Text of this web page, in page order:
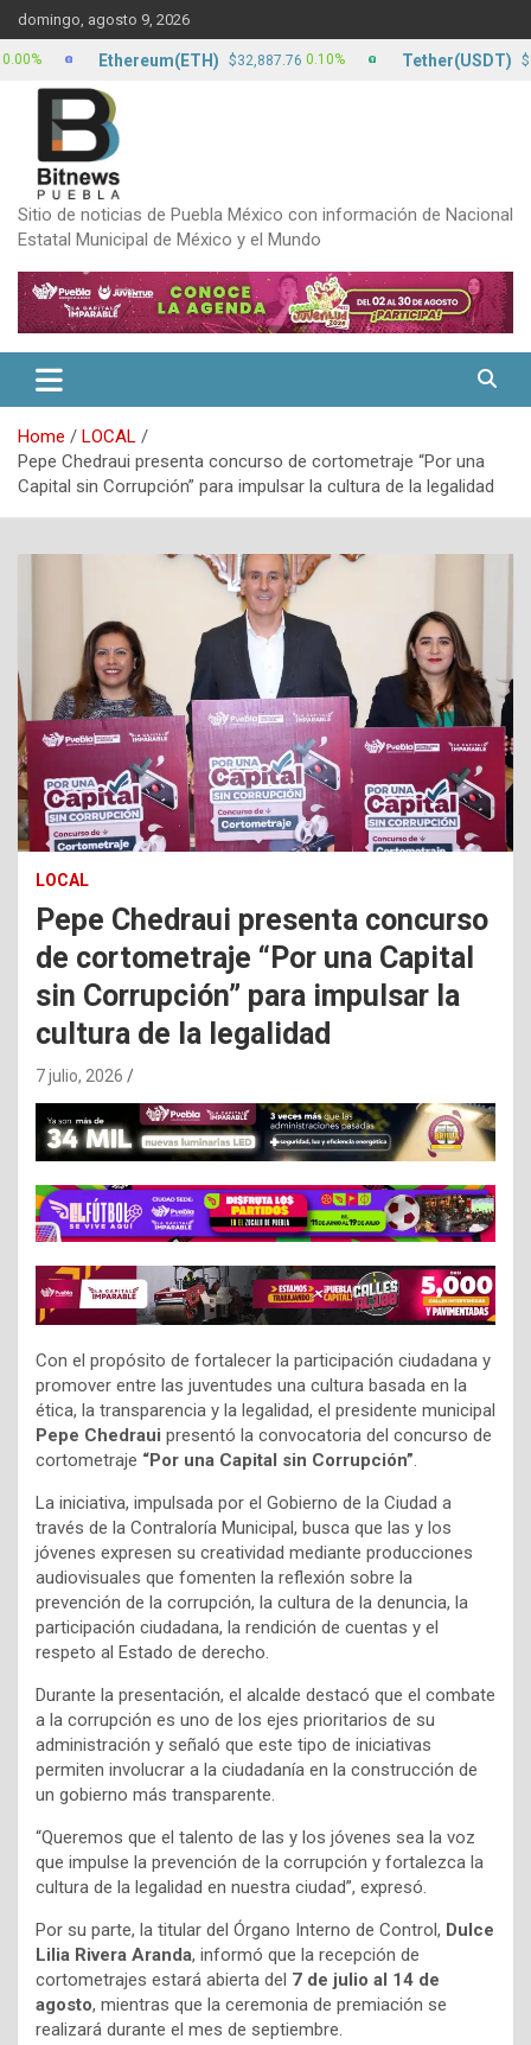
Skip
to
content
domingo, agosto 9, 2026
Sitio de noticias de Puebla México con información de Nacional
Estatal Municipal de México y el Mundo
Home
LOCAL
Pepe Chedraui presenta concurso de cortometraje “Por una
Capital sin Corrupción” para impulsar la cultura de la legalidad
LOCAL
Pepe Chedraui presenta concurso
de cortometraje “Por una Capital
sin Corrupción” para impulsar la
cultura de la legalidad
7 julio, 2026
Con el propósito de fortalecer la participación ciudadana y
promover entre las juventudes una cultura basada en la
ética, la transparencia y la legalidad, el presidente municipal
Pepe Chedraui presentó la convocatoria del concurso de
cortometraje “Por una Capital sin Corrupción”.
La iniciativa, impulsada por el Gobierno de la Ciudad a
través de la Contraloría Municipal, busca que las y los
jóvenes expresen su creatividad mediante producciones
audiovisuales que fomenten la reflexión sobre la
prevención de la corrupción, la cultura de la denuncia, la
participación ciudadana, la rendición de cuentas y el
respeto al Estado de derecho.
Durante la presentación, el alcalde destacó que el combate
a la corrupción es uno de los ejes prioritarios de su
administración y señaló que este tipo de iniciativas
permiten involucrar a la ciudadanía en la construcción de
un gobierno más transparente.
“Queremos que el talento de las y los jóvenes sea la voz
que impulse la prevención de la corrupción y fortalezca la
cultura de la legalidad en nuestra ciudad”, expresó.
Por su parte, la titular del Órgano Interno de Control, Dulce
Lilia Rivera Aranda, informó que la recepción de
cortometrajes estará abierta del 7 de julio al 14 de
agosto, mientras que la ceremonia de premiación se
realizará durante el mes de septiembre.
Ethereum(ETH) $32,887.76 0.10% Tether(USDT) $17.12